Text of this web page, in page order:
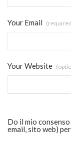
Your Email
Your Website
Do il mio
email, sito web)